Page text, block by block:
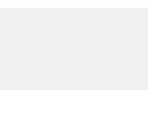
начинания,
игралния разказ. Тя ще
отношение
подтикват към